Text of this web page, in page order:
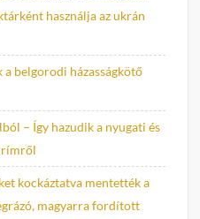
használja az ukrán
a belgorodi házasságkötő
– Így hazudik a nyugati és
kockáztatva mentették a
magyarra fordított